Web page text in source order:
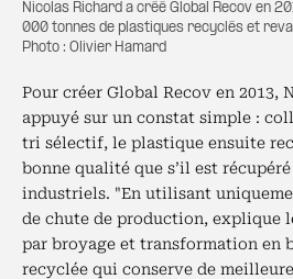
Nicolas Richard a créé Global Recov en
000 tonnes de plastiques recyclés et
Photo : Olivier Hamard
Pour créer Global Recov en 2013,
appuyé sur un constat simple :
tri sélectif, le plastique ensuite
bonne qualité que s’il est
industriels. "En utilisant
de chute de production, explique
par broyage et transformation en
recyclée qui conserve de